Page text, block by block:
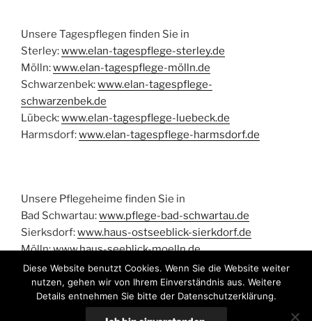
Unsere Tagespflegen finden Sie in
Sterley:www.elan-tagespflege-sterley.de
Mölln:www.elan-tagespflege-mölln.de
Schwarzenbek:www.elan-tagespflege-
schwarzenbek.de
Lübeck:www.elan-tagespflege-luebeck.de
Harmsdorf:www.elan-tagespflege-harmsdorf.de
Unsere Pflegeheime finden Sie in
Bad Schwartau:www.pflege-bad-schwartau.de
Sierksdorf:www.haus-ostseeblick-sierkdorf.de
Mölln:www.haus-seeblick-moelln.de
Diese Website benutzt Cookies. Wenn Sie die Website weiter
nutzen, gehen wir von Ihrem Einverständnis aus. Weitere
Details entnehmen Sie bitte der Datenschutzerklärung.